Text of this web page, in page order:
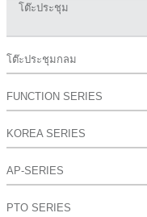
โต๊ะประชุม
โต๊ะประชุมกลม
FUNCTION SERIES
KOREA SERIES
AP-SERIES
PTO SERIES